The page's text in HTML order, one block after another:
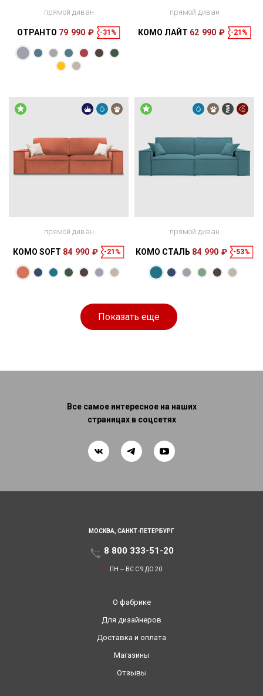
Размеры
Спальное
прямой диван
ОТРАНТО 79 990 ₽ -31%
прямой диван
КОМО ЛАЙТ 62 990 ₽ -21%
Размеры
место
190 × 160 см
прямой диван
КОМО SOFT 84 990 ₽ -21%
Размеры
255 × 116 × 93
прямой диван
КОМО СТАЛЬ 84 990 ₽ -53%
Показать еще
Все самое интересное на наших
страницах в соцсетях
МОСКВА, САНКТ-ПЕТЕРБУРГ
8 800 333-51-20
ПН — ВС С 9 ДО 20
О фабрике
Для дизайнеров
Доставка и оплата
Магазины
Отзывы